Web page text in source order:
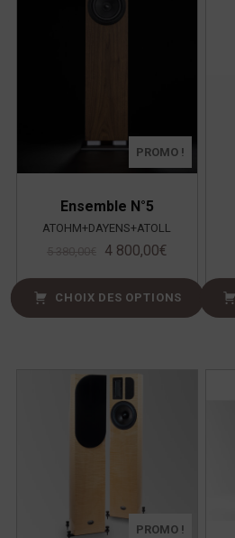
Ensemble N°5
ATOHM+DAYENS+ATOLL
PROMO !
4 800,00€
CHOIX DES OPTIONS
PROMO !